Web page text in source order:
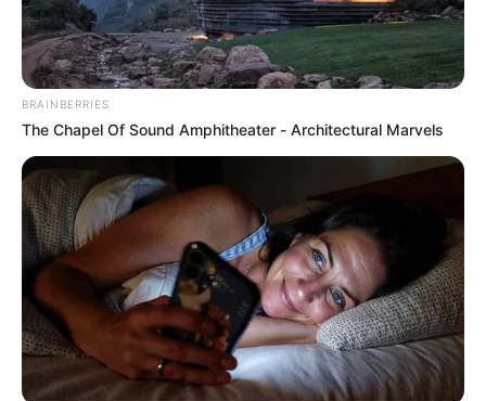
mientras que de 4:00 p.m. a 8:00 p.m., el ingreso será
únicamente para carros cuya placa termina en número
impar (1, 3, 5, 7 y 9). A partir de esta hora, se habilitará el
paso a todos los vehículos con normalidad.
En otras noticias:Peligro en las vías: taches amenazan a
motociclistas en Bogotá
El pico y placa regional aplicará para todos los
conductores que transiten por las nueve principales vías
de acceso a Bogotá. A continuación le explicamos cuáles
son para que se evite dolores de cabeza en carretera:
Autopista Norte: desde el peaje Andes hasta el
portal norte del sistema TransMilenio, en sentido
norte – sur
BRAINBERRIES
The Chapel Of Sound Amphitheater - Architectural Marvels